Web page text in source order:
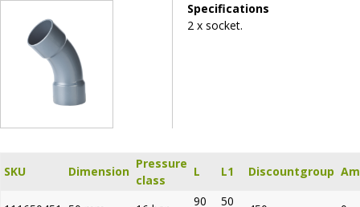
Specifications
2 x socket.
SKU Dimension
Pressure
class
L L1 Discountgroup
90
50